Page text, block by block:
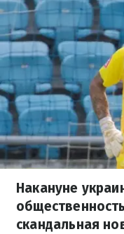
Накануне
скандальная